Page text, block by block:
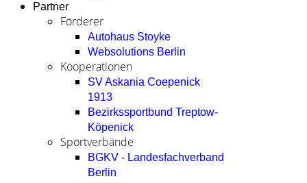
Partner
Förderer
Autohaus Stoyke
Websolutions Berlin
Kooperationen
SV Askania Coepenick
1913
Bezirkssportbund Treptow-
Köpenick
Sportverbände
BGKV - Landesfachverband
Berlin